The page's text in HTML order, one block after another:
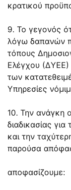
κρατικού
9. Το γεγονός
λόγω δαπανών
τόπους
Ελέγχου (ΔΥΕΕ)
των
Υπηρεσίες
10. Την ανάγκη
διαδικασίας
και την
παρούσα
αποφασίζουμε: